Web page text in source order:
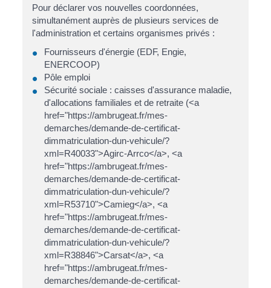
Pour déclarer vos nouvelles coordonnées,
simultanément auprès de plusieurs services de
l'administration et certains organismes privés :
Fournisseurs d'énergie (EDF, Engie,
ENERCOOP)
Pôle emploi
Sécurité sociale : caisses d'assurance maladie,
d'allocations familiales et de retraite (<a
href="https://ambrugeat.fr/mes-
demarches/demande-de-certificat-
dimmatriculation-dun-vehicule/?
xml=R40033">Agirc-Arrco</a>, <a
href="https://ambrugeat.fr/mes-
demarches/demande-de-certificat-
dimmatriculation-dun-vehicule/?
xml=R53710">Camieg</a>, <a
href="https://ambrugeat.fr/mes-
demarches/demande-de-certificat-
dimmatriculation-dun-vehicule/?
xml=R38846">Carsat</a>, <a
href="https://ambrugeat.fr/mes-
demarches/demande-de-certificat-